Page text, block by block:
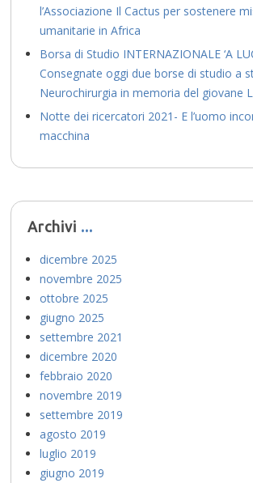
l’Associazione Il Cactus per sostenere
umanitarie in Africa
Borsa di Studio INTERNAZIONALE ‘A
Consegnate oggi due borse di studio a
Neurochirurgia in memoria del giovane
Notte dei ricercatori 2021- E l’uomo
macchina
Archivi
dicembre 2025
novembre 2025
ottobre 2025
giugno 2025
settembre 2021
dicembre 2020
febbraio 2020
novembre 2019
settembre 2019
agosto 2019
luglio 2019
giugno 2019